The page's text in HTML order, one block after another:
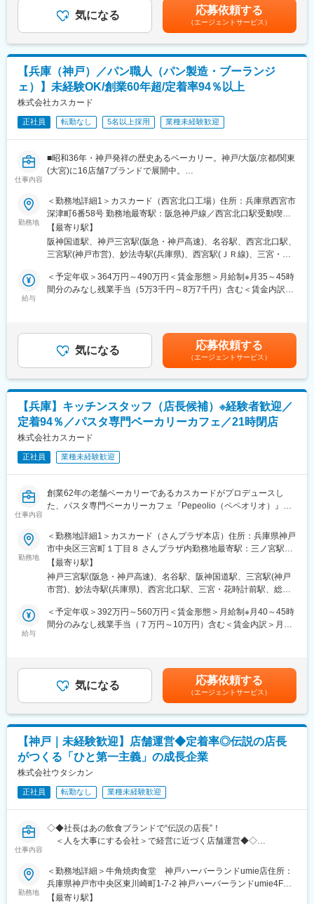
■王将の「画期的な」働き方：
・従業員数は店舗平均16名で学べる＆無理なく働ける環境！「平
均勤続年数は11.3年」で「離職率1桁」の安定就業が叶う環境です
◎
■王将の「独自の研修制度」でスキルアップ！
●王将調理道場：調理技術や知識向上の研修です。調理師免許取得
の補助もあり、学びながら資格・スキルを身につけられます。
●王将アカデミー：店舗・人材マネジメントの研修です。店舗運営
や人材マネジメントについて学べるプログラムです。
■業務内容：
＜具体的には＞
・接客／調理
・売上管理／仕入れ
・メニュー開発／販促企画 など
基礎から丁寧に教育するので、未経験の方もご安心ください。
入社後は「ビジネスマナー研修」・「オペレーション研修」・
んじゃの歴史や技術、創作メニュー開発まで幅広く学べます。
■キャリアパス：
店舗運営のキャリアは、店長・エリアマネージャー・ブロックマ
ネージャーとして組織を拡大していく道だけではありません。当
り、“人を育てる”という価値で組織に貢献することができます。
多様なキャリアパスがあるからこそ、自分に合った役割や働き方
■当ポジションの特徴：
◎休みを取りやすく、長く働ける環境
完全週休二日制（シフト制）で健康休暇・誕生日休暇など、たっ
ぷり休める環境です。
◎長く働いて欲しいという気持ちを込めて高収入スタート
勤続3年以上で1万円、5年以上で2万円UPする仕組みもありま
す。年功序列ではなく、成果をフェアに評価し給与に還元してい
ます。
例：・1076万円（部長／入社6年目／38歳）・874万円（ブロッ
クマネージャー／入社4年目／35歳）・628万円（店長／入社2年
目／26歳）賃金はあくまでも目安の金額であり、選考を通じて上
下する可能性があります。月給(月額)は固定手当を含めた表記で
す。
気になる 応募依頼する
（エージェントサービス）
【兵庫（神戸）／パン職人（パン製造・ブーランジ
ェ）】未経験OK/創業60年超/定着率94％以上
株式会社カスカード
正社員 転勤なし 5名以上採用 業種未経験歓迎
仕事内容
■昭和36年・神戸発祥の歴史あるベーカリー。神戸/大阪/京都/関東
(大宮)に16店舗7ブランドで展開中。
■未経験でも安心：◎未経験から本物のパンづくりが学べます。前
職が営業や販売員など、まったくの未経験だった先輩たちが一人
前になっているのは、本物のパンづくりを学べるから。専門学校
などに通っていなくても大丈夫。あなたも未経験からパンづくり
のプロをめざしませんか。
■パンのつくり方
▼生地の仕込み：小麦粉やイースト菌、水、塩などを混ぜてこね
ていきます。その日の気温や湿度などを考えて生地を作ることが
均一にすることがポイント。
▼成型：食パンなら金型に入れたり、クロワッサンなら巻いた
り、メロンパンならビスケット生地でくるんだり、クリームパン
▼焼き：パンの種類によって、焼き方はさまざま。例えばフラン
スパンや食パンなどはじっくり長時間焼きますが、あんぱんやク
リームパンなどは高温で一気に焼き上げるのがポイント！
や、配合・レシピを学び、仕込み、成形、窯など、製パンの全工
程の技術を習得していただきます。技術と知識両面での製パン技
のアイデアをパン（商品）という形に具現化して新商品開発にも
挑戦してください。入社後5年を目標に、一人前を目指しましょ
■モデル年収：
590万円／入社18年
470万円／入社10年
410万円／入社5年
変更の範囲：会社の定める業務
勤務地
＜勤務地詳細1＞カスカード（西宮北口工場）住所：兵庫県西宮市
深津町6番58号 勤務地最寄駅：阪急神戸線／西宮北口駅受動喫煙
対策：敷地内全面禁煙＜勤務地詳細2＞カスカード（さんプラザ本
店）住所：兵庫県神戸市中央区三宮町１丁目８ さんプラザ内勤務
地最寄駅：三ノ宮駅受動喫煙対策：敷地内全面禁煙＜勤務地詳細3
須磨パティオ 勤務地最寄駅：神戸市営地下鉄線／名谷駅受動
喫煙対策：敷地内全面禁煙変更の範囲：会社の定める事業所
【最寄り駅】
阪神国道駅、神戸三宮駅(阪急・神戸高速)、名谷駅、西宮北口駅、
三宮駅(神戸市営)、妙法寺駅(兵庫県)、西宮駅(ＪＲ線)、三宮・花
給与
＜予定年収＞364万円～490万円＜賃金形態＞月給制※月35～45時
間分のみなし残業手当（5万3千円～8万7千円）含む＜賃金内訳＞
律手当を含む）＜昇給有無＞有＜残業手当＞有＜給与補足＞＜学
校卒業より3年以内＞月給25万円～30万円+賞与月給には30～40
時間分のみなし残業手当（4万5,000円～6万8,000円）含む●給与
欄補足年齢や経験によって、上記の幅内にて固定残業代の相当時
間や金額が異なる超過分は、別途支給年齢や経験を考慮し、当社
規程により決定賃金はあくまでも目安の金額であり、選考を通じ
て上下する可能性があります。月給(月額)は固定手当を含めた表記
です。
気になる 応募依頼する
（エージェントサービス）
【兵庫】キッチンスタッフ（店長候補）※経験者歓迎／
定着94％／パスタ専門ベーカリーカフェ／21時閉店
株式会社カスカード
正社員 業種未経験歓迎
仕事内容
創業62年の老舗ベーカリーであるカスカードがプロデュースし
た、パスタ専門ベーカリーカフェ『Pepeolio（ペペオリオ）』に
せします。【変更の範囲：企業の定める業務】
■お任せする業務内容
▼キッチン業務（ソースの仕込み・パスタ・カフェ・デザートメ
ニューの調理）
▼経験を積んだあとは原価計算・食材発注・売上管理などをお任
せいたします
▼スタッフの採用・育成、メニュー開発などにも挑戦いただきま
す。
き、ゆくゆくは店長として店舗運営全般をお任せします。
■入社後の流れ
その後はキッチン業務に挑戦。調理のレパートリーを増やしてい
きましょう。できることが増えてきたら、スタッフ育成やシフト
作成、売上管理、発注業務などの店長業務もお任せしていきま
す。
■積極的にアイデアを発信できる環境
季節限定メニューや日替わり新メニューの考案、販促のイベント
に喜んでもらえそう！」といったあなたのアイデアがさらに魅力
的なお店をつくります！
■将来のキャリアパス
経験に合わせて様々なキャリアアップが可能な当社では、ペペオ
リオ以外の新店舗出店などにも携われます。現在、当社が特に力
勤務地
＜勤務地詳細1＞カスカード（さんプラザ本店）住所：兵庫県神戸
市中央区三宮町１丁目８ さんプラザ内勤務地最寄駅：三ノ宮駅受
動喫煙対策：敷地内全面禁煙＜勤務地詳細2＞五穀七福（名谷店）
住所：兵庫県神戸市須磨区中落合2丁目2-1 須磨パティオ 勤務
地最寄駅：神戸市営地下鉄線／名谷駅受動喫煙対策：敷地内全面
宮市深津町6番58号 勤務地最寄駅：阪急神戸線／西宮北口駅受動
喫煙対策：敷地内全面禁煙変更の範囲：会社の定める事業所
【最寄り駅】
神戸三宮駅(阪急・神戸高速)、名谷駅、阪神国道駅、三宮駅(神戸
市営)、妙法寺駅(兵庫県)、西宮北口駅、三宮・花時計前駅、総合
給与
＜予定年収＞392万円～560万円＜賃金形態＞月給制※月40～45時
間分のみなし残業手当（７万円～10万円）含む＜賃金内訳＞月額
を含む）＜昇給有無＞有＜残業手当＞有＜給与補足＞年齢や経験
によって固定残業の時間が異なる年齢とご経験を考慮し給与決定
店長やメニュー開発、店舗開発など、ご経験に応じて月給30～40
万円以上のスタートも可能です！■昇給：年1回（10月)■賞与：年
2回（6月・12月）※昨年実績：2ヵ月分 賃金はあくまでも目安の
金額であり、選考を通じて上下する可能性があります。月給(月額)
は固定手当を含めた表記です。
気になる 応募依頼する
（エージェントサービス）
【神戸｜未経験歓迎】店舗運営◆定着率◎伝説の店長
がつくる「ひと第一主義」の成長企業
株式会社ウタシカン
正社員 転勤なし 業種未経験歓迎
仕事内容
◇◆社長はあの飲食ブランドで“伝説の店長”！
＜人を大事にする会社＞で経営に近づく店舗運営◆◇
＼おすすめPOINT／
◆社長は元アルバイト→全国No.1店長の実績！現場発の育成力
◆評価項目は人としてのスタンスや数字面で細かく設定◎
勤務地
＜勤務地詳細＞牛角焼肉食堂 神戸ハーバーランドumie店住所：
兵庫県神戸市中央区東川崎町1-7-2 神戸ハーバーランドumie4F勤
務地最寄駅：JR東海道・山陽線／神戸駅受動喫煙対策：敷地内喫
【最寄り駅】